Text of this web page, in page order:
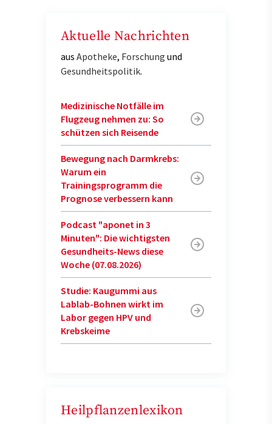
Aktuelle Nachrichten
aus Apotheke, Forschung und
Gesundheitspolitik.
Medizinische Notfälle im
Flugzeug nehmen zu: So
schützen sich Reisende
Bewegung nach Darmkrebs:
Warum ein
Trainingsprogramm die
Prognose verbessern kann
Podcast "aponet in 3
Minuten": Die wichtigsten
Gesundheits-News diese
Woche (07.08.2026)
Studie: Kaugummi aus
Lablab-Bohnen wirkt im
Labor gegen HPV und
Krebskeime
Heilpflanzenlexikon